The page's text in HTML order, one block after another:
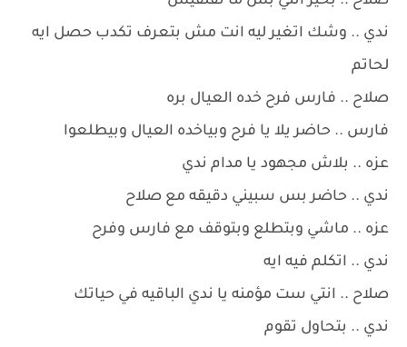
ندي .. وشك اتغير ليه انت مش بتعرف تكدب حصل ايه
لحاتم
صلاح .. فارس فرح خده العيال بره
فارس .. حاضر يلا يا فرح وبياخده العيال وبيطلعوا
عزه .. بلاش مجهود يا مدام ندي
ندي .. حاضر بس سبيني دقيقه مع صلاح
عزه .. ماشي وبتطلع وبتوقف مع فارس وفرح
ندي .. اتكلم فيه ايه
صلاح .. انتي ست مؤمنه يا ندي الباقيه في حياتك
ندي .. بتحاول تقوم